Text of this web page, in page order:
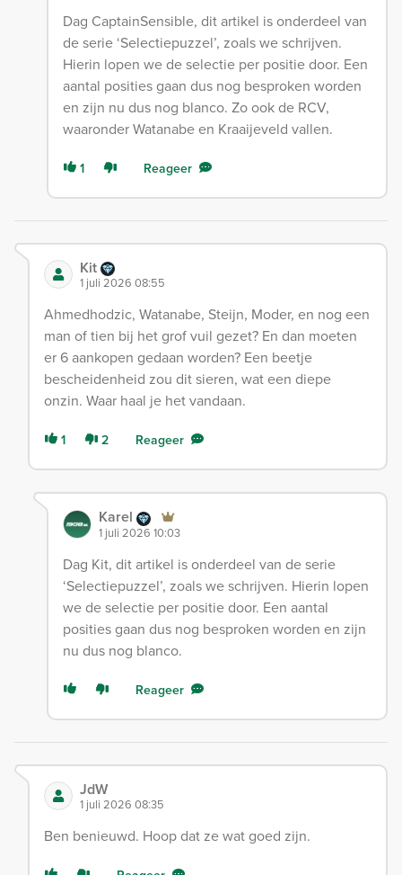
Dag CaptainSensible, dit artikel is onderdeel van
de serie ‘Selectiepuzzel’, zoals we schrijven.
Hierin lopen we de selectie per positie door. Een
aantal posities gaan dus nog besproken worden
en zijn nu dus nog blanco. Zo ook de RCV,
waaronder Watanabe en Kraaijeveld vallen.
1 Reageer
Kit
1 juli 2026 08:55
Ahmedhodzic, Watanabe, Steijn, Moder, en nog een
man of tien bij het grof vuil gezet? En dan moeten
er 6 aankopen gedaan worden? Een beetje
bescheidenheid zou dit sieren, wat een diepe
onzin. Waar haal je het vandaan.
1 2 Reageer
Karel
1 juli 2026 10:03
Dag Kit, dit artikel is onderdeel van de serie
‘Selectiepuzzel’, zoals we schrijven. Hierin lopen
we de selectie per positie door. Een aantal
posities gaan dus nog besproken worden en zijn
nu dus nog blanco.
Reageer
JdW
1 juli 2026 08:35
Ben benieuwd. Hoop dat ze wat goed zijn.